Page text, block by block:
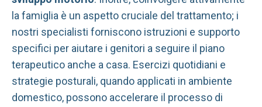
la famiglia è un aspetto cruciale del trattamento; i
nostri specialisti forniscono istruzioni e supporto
specifici per aiutare i genitori a seguire il piano
terapeutico anche a casa. Esercizi quotidiani e
strategie posturali, quando applicati in ambiente
domestico, possono accelerare il processo di